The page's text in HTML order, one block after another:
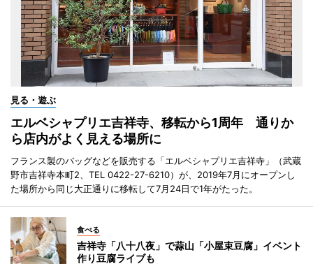
見る・遊ぶ
エルベシャプリエ吉祥寺、移転から1周年 通りか
ら店内がよく見える場所に
フランス製のバッグなどを販売する「エルベシャプリエ吉祥寺」（武蔵
野市吉祥寺本町2、TEL 0422-27-6210）が、2019年7月にオープンし
た場所から同じ大正通りに移転して7月24日で1年がたった。
食べる
吉祥寺「八十八夜」で蒜山「小屋束豆腐」イベント
作り豆腐ライブも